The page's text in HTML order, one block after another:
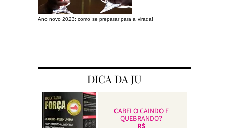
Ano novo 2023: como se preparar para a virada!
DICA DA JU
CABELO CAINDO E
QUEBRANDO?